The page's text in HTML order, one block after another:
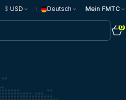
$ USD Deutsch Mein FMTC
0